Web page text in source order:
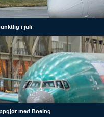
i juli
med Boeing